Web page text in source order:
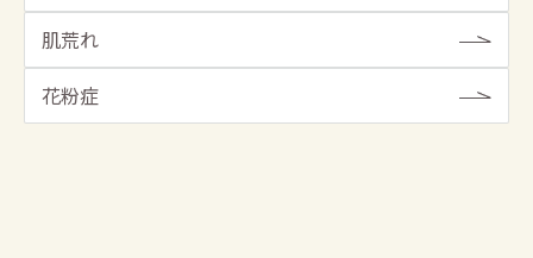
肌荒れ
花粉症